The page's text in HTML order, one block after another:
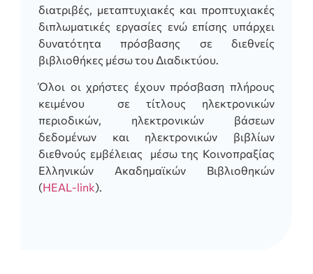
διατριβές, μεταπτυχιακές και προπτυχιακές
διπλωματικές εργασίες ενώ επίσης υπάρχει
δυνατότητα πρόσβασης σε διεθνείς
βιβλιοθήκες μέσω του Διαδικτύου.
Όλοι οι χρήστες έχουν πρόσβαση πλήρους
κειμένου σε τίτλους ηλεκτρονικών
περιοδικών, ηλεκτρονικών βάσεων
δεδομένων και ηλεκτρονικών βιβλίων
διεθνούς εμβέλειας μέσω της Κοινοπραξίας
Ελληνικών Ακαδημαϊκών Βιβλιοθηκών
(HEAL-link).